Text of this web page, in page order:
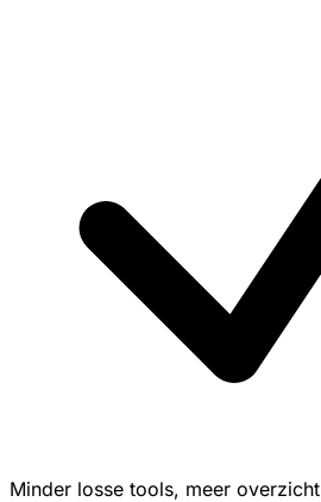
Minder losse tools, meer overzicht